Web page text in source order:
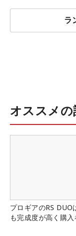
ラ
オススメの
プロギアのRS DUO
も完成度が高く購入